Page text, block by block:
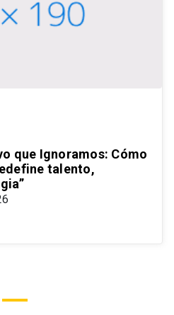
que Ignoramos: Cómo
talento,